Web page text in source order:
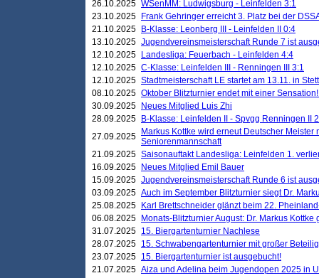
26.10.2025 WSenMM: Ludwigsburg - Leinfelden 3:1
23.10.2025
Frank Gehringer erreicht 3. Platz bei der
21.10.2025
B-Klasse: Leonberg III - Leinfelden II 0:4
13.10.2025 Jugendvereinsmeisterschaft Runde 7 ist
12.10.2025
Landesliga: Feuerbach - Leinfelden 4:4
12.10.2025 C-Klasse: Leinfelden III - Renningen III 3:1
12.10.2025 Stadtmeisterschaft LE startet am 13.11. in
08.10.2025 Oktober Blitzturnier endet mit einer
30.09.2025
Neues Mitglied Luis Zhi
28.09.2025
B-Klasse: Leinfelden II - Spvgg Renningen II
27.09.2025
Markus Kottke wird erneut Deutscher Meister
Seniorenmannschaft
21.09.2025 Saisonauftakt Landesliga: Leinfelden 1.
16.09.2025
Neues Mitglied Emil Bauer
15.09.2025 Jugendvereinsmeisterschaft Runde 6 ist
03.09.2025 Auch im September Blitzturnier siegt Dr.
25.08.2025
Karl Brettschneider glänzt beim 22.
06.08.2025
Monats-Blitzturnier August: Dr. Markus Kottke
31.07.2025 15. Biergartenturnier Nachlese
28.07.2025 15. Schwabengartenturnier mit großer
23.07.2025 15. Biergartenturnier ist ausgebucht!
21.07.2025 Aiza und Adelina beim Jugendopen 2025 in